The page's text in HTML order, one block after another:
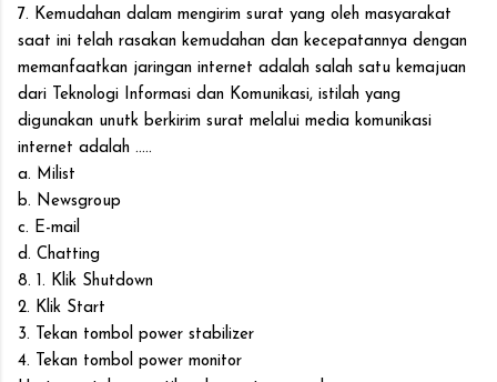
7. Kemudahan dalam mengirim surat yang oleh masyarakat
saat ini telah rasakan kemudahan dan kecepatannya dengan
memanfaatkan jaringan internet adalah salah satu kemajuan
dari Teknologi Informasi dan Komunikasi, istilah yang
digunakan unutk berkirim surat melalui media komunikasi
internet adalah .....
a. Milist
b. Newsgroup
c. E-mail
d. Chatting
8. 1. Klik Shutdown
2. Klik Start
3. Tekan tombol power stabilizer
4. Tekan tombol power monitor